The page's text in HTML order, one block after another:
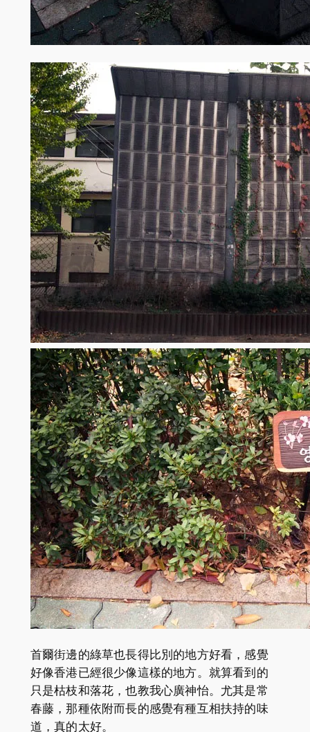
首爾街邊的綠草也長得比別的地方好看，感覺
好像香港已經很少像這樣的地方。就算看到的
只是枯枝和落花，也教我心廣神怡。尤其是常
春藤，那種依附而長的感覺有種互相扶持的味
道，真的太好。